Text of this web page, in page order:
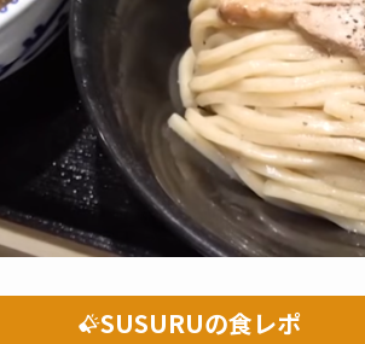
SUSURUの食レポ